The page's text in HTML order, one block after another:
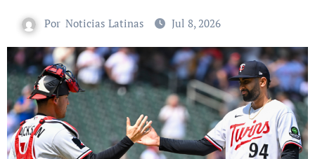
Por Noticias Latinas Jul 8, 2026